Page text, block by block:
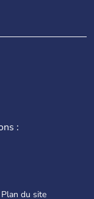
:
Plan du site